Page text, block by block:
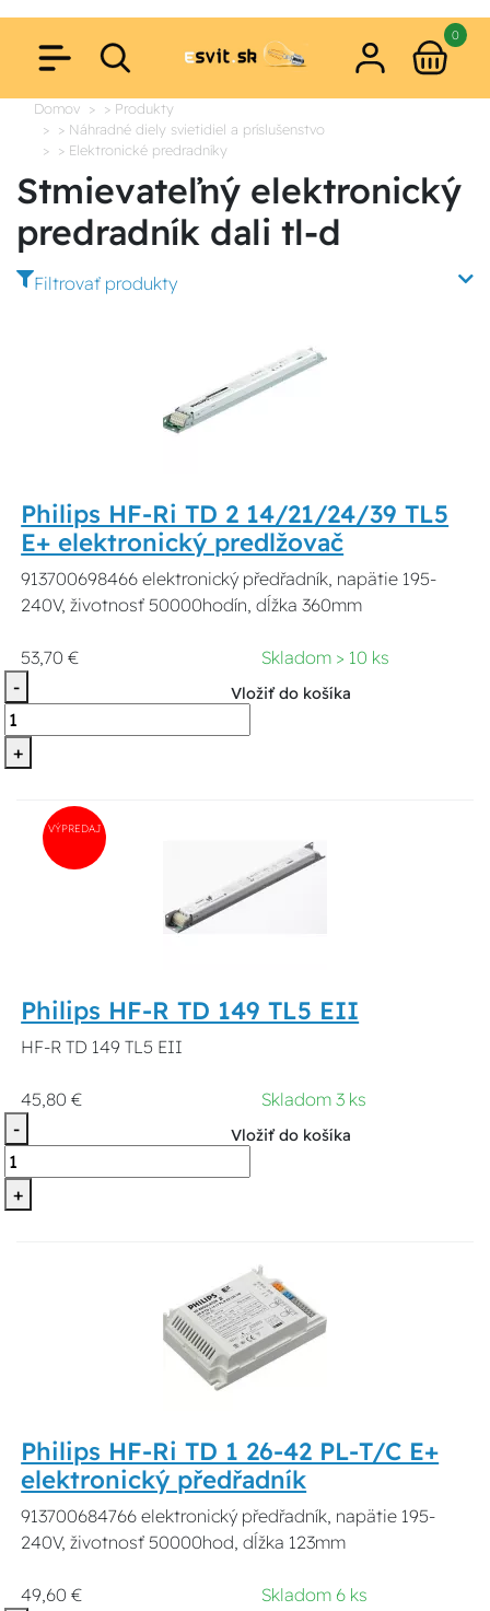
0
Domov
> Produkty
> Náhradné diely svietidiel a príslušenstvo
> Elektronické predradníky
Stmievateľný elektronický
predradník dali tl-d
Filtrovať produkty
Philips HF-Ri TD 2 14/21/24/39 TL5
E+ elektronický predlžovač
913700698466 elektronický předřadník, napätie 195-
240V, životnosť 50000hodín, dĺžka 360mm
53,70 €
Skladom > 10 ks
-
+
Vložiť do košíka
VÝPREDAJ
Philips HF-R TD 149 TL5 EII
HF-R TD 149 TL5 EII
45,80 €
Skladom 3 ks
-
+
Vložiť do košíka
Philips HF-Ri TD 1 26-42 PL-T/C E+
elektronický předřadník
913700684766 elektronický předřadník, napätie 195-
240V, životnosť 50000hod, dĺžka 123mm
49,60 €
Skladom 6 ks